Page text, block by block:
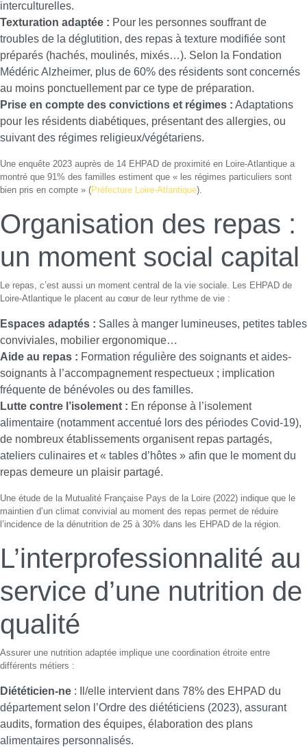
interculturelles.
Texturation adaptée : Pour les personnes souffrant de
troubles de la déglutition, des repas à texture modifiée sont
préparés (hachés, moulinés, mixés…). Selon la Fondation
Médéric Alzheimer, plus de 60% des résidents sont concernés
au moins ponctuellement par ce type de préparation.
Prise en compte des convictions et régimes : Adaptations
pour les résidents diabétiques, présentant des allergies, ou
suivant des régimes religieux/végétariens.
Une enquête 2023 auprès de 14 EHPAD de proximité en Loire-Atlantique a
montré que 91% des familles estiment que « les régimes particuliers sont
bien pris en compte » (Préfecture Loire-Atlantique).
Organisation des repas :
un moment social capital
Le repas, c’est aussi un moment central de la vie sociale. Les EHPAD de
Loire-Atlantique le placent au cœur de leur rythme de vie :
Espaces adaptés : Salles à manger lumineuses, petites tables
conviviales, mobilier ergonomique…
Aide au repas : Formation régulière des soignants et aides-
soignants à l’accompagnement respectueux ; implication
fréquente de bénévoles ou des familles.
Lutte contre l’isolement : En réponse à l’isolement
alimentaire (notamment accentué lors des périodes Covid-19),
de nombreux établissements organisent repas partagés,
ateliers culinaires et « tables d’hôtes » afin que le moment du
repas demeure un plaisir partagé.
Une étude de la Mutualité Française Pays de la Loire (2022) indique que le
maintien d’un climat convivial au moment des repas permet de réduire
l’incidence de la dénutrition de 25 à 30% dans les EHPAD de la région.
L’interprofessionnalité au
service d’une nutrition de
qualité
Assurer une nutrition adaptée implique une coordination étroite entre
différents métiers :
Diététicien-ne : Il/elle intervient dans 78% des EHPAD du
département selon l’Ordre des diététiciens (2023), assurant
audits, formation des équipes, élaboration des plans
alimentaires personnalisés.